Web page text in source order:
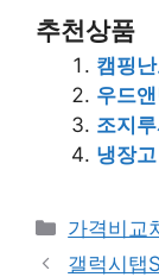
추천상품
캠핑
우드
조지
냉장
카
테
가격비교
갤럭시탭